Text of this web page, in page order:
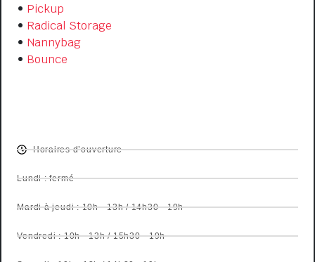
• Pickup
• Radical Storage
• Nannybag
• Bounce
Horaires d’ouverture
Lundi : fermé
Mardi à jeudi : 10h - 13h / 14h30 - 19h
Vendredi : 10h - 13h / 15h30 - 19h